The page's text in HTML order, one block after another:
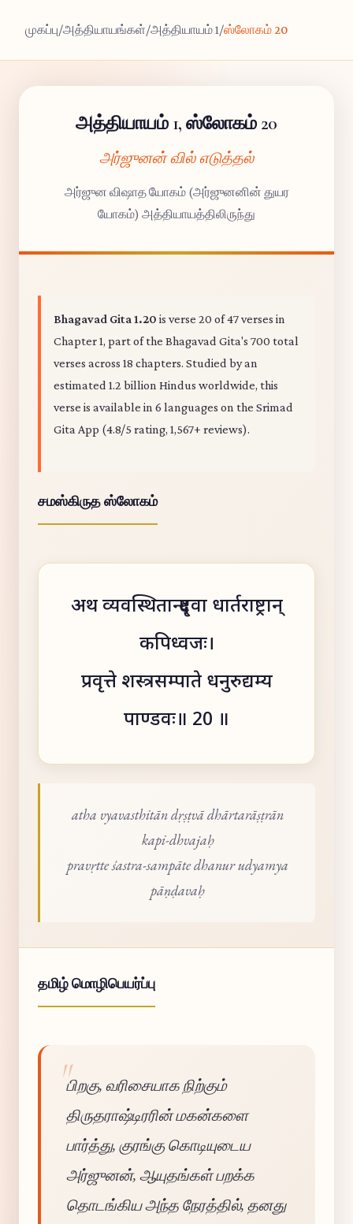
முகப்பு/அத்தியாயங்கள்/அத்தியாயம் 1/ஸ்லோகம் 20
அத்தியாயம் 1, ஸ்லோகம் 20
அர்ஜுனன் வில் எடுத்தல்
அர்ஜுன விஷாத யோகம் (அர்ஜுனனின் துயர
யோகம்) அத்தியாயத்திலிருந்து
Bhagavad Gita 1.20 is verse 20 of 47 verses in
Chapter 1, part of the Bhagavad Gita's 700 total
verses across 18 chapters. Studied by an
estimated 1.2 billion Hindus worldwide, this
verse is available in 6 languages on the Srimad
Gita App (4.8/5 rating, 1,567+ reviews).
சமஸ்கிருத ஸ்லோகம்
अथ व्यवस्थितान्दृष्ट्वा धार्तराष्ट्रान्
कपिध्वजः।
प्रवृत्ते शस्त्रसम्पाते धनुरुद्यम्य
पाण्डवः॥ 20 ॥
atha vyavasthitān dṛṣṭvā dhārtarāṣṭrān
kapi-dhvajaḥ
pravṛtte śastra-sampāte dhanur udyamya
pāṇḍavaḥ
தமிழ் மொழிபெயர்ப்பு
பிறகு, வரிசையாக நிற்கும்
திருதராஷ்டிரரின் மகன்களை
பார்த்து, குரங்கு கொடியுடைய
அர்ஜுனன், ஆயுதங்கள் பறக்க
தொடங்கிய அந்த நேரத்தில், தனது